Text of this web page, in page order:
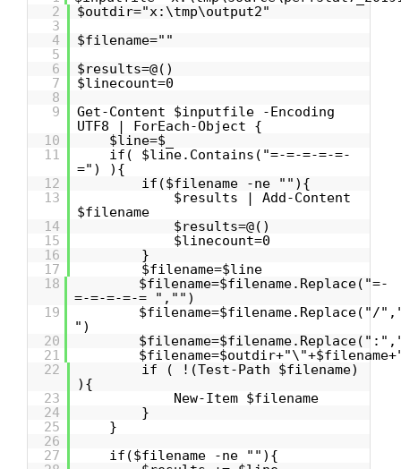
2
$outdir="x:\tmp\output2"
3
4
$filename=""
5
6
$results=@()
7
$linecount=0
8
9
Get-Content $inputfile -Encoding
UTF8 | ForEach-Object {
10
$line=$_
11
if( $line.Contains("=-=-=-=-=-
=") ){
12
if($filename -ne ""){
13
$results | Add-Content
$filename
14
$results=@()
15
$linecount=0
16
}
17
$filename=$line
18
$filename=$filename.Replace("=-
=-=-=-=-= ","")
19
$filename=$filename.Replace("/
")
20
21
22
if ( !(Test-Path $filename)
){
23
New-Item $filename
24
}
25
}
26
27
if($filename -ne ""){